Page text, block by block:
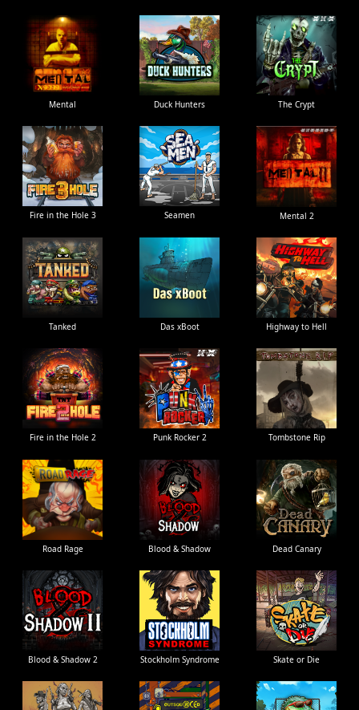
Mental Duck Hunters The Crypt
Fire in the Hole 3 Seamen Mental 2
Tanked Das xBoot Highway to Hell
Fire in the Hole 2 Punk Rocker 2 Tombstone Rip
Road Rage Blood & Shadow Dead Canary
Blood & Shadow 2 Stockholm Syndrome Skate or Die